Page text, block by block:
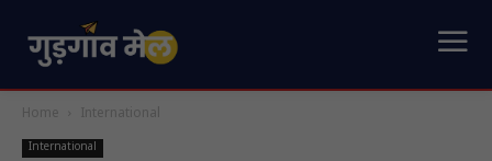
Home International
International